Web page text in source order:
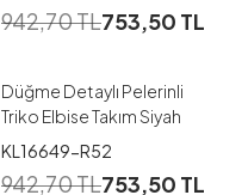
942,70TL753,50 TL
Düğme Detaylı Pelerinli
Triko Elbise Takım Siyah
KL16649-R52
942,70TL753,50 TL